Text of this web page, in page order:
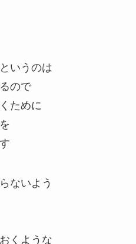
いうのは
ので
ために
ないよう
くような